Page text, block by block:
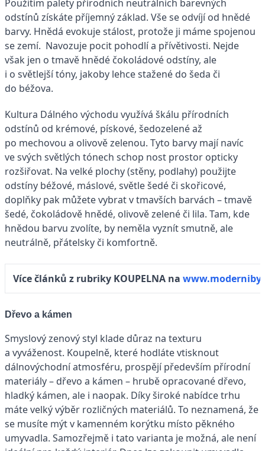
Použitím palety přírodních neutrálních barevných
odstínů získáte příjemný základ. Vše se odvíjí od hnědé
barvy. Hnědá evokuje stálost, protože ji máme spojenou
se zemí. Navozuje pocit pohodlí a přívětivosti. Nejde
však jen o tmavě hnědé čokoládové odstíny, ale
i o světlejší tóny, jakoby lehce stažené do šeda či
do béžova.
Kultura Dálného východu využívá škálu přírodních
odstínů od krémové, pískové, šedozelené až
po mechovou a olivově zelenou. Tyto barvy mají navíc
ve svých světlých tónech schop nost prostor opticky
rozšiřovat. Na velké plochy (stěny, podlahy) použijte
odstíny béžové, máslové, světle šedé či skořicové,
doplňky pak můžete vybrat v tmavších barvách – tmavě
šedé, čokoládově hnědé, olivově zelené či lila. Tam, kde
hnědou barvu zvolíte, by neměla vyznít smutně, ale
neutrálně, přátelsky či komfortně.
Více článků z rubriky KOUPELNA na
Dřevo a kámen
Smyslový zenový styl klade důraz na texturu
a vyváženost. Koupelně, které hodláte vtisknout
dálnovýchodní atmosféru, prospějí především přírodní
materiály – dřevo a kámen – hrubě opracované dřevo,
hladký kámen, ale i naopak. Díky široké nabídce trhu
máte velký výběr rozličných materiálů. To neznamená, že
se musíte mýt v kamenném korýtku místo pěkného
umyvadla. Samozřejmě i tato varianta je možná, ale není